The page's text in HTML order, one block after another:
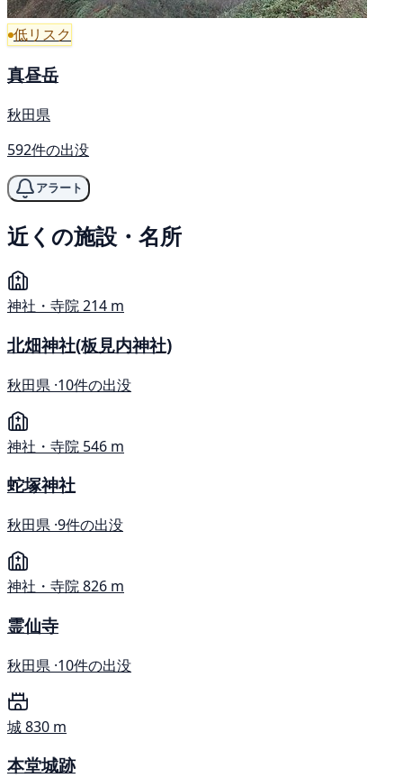
低リスク
真昼岳
秋田県
592件の出没
アラート
近くの施設・名所
神社・寺院214 m
北畑神社(板見内神社)
秋田県 ·10件の出没
神社・寺院 546 m
蛇塚神社
秋田県 ·9件の出没
神社・寺院826 m
霊仙寺
秋田県 ·10件の出没
城830 m
本堂城跡